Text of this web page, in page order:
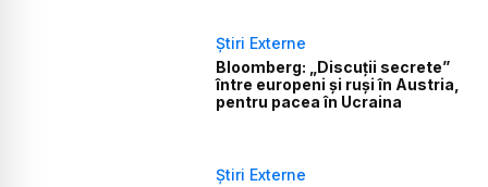
Știri Externe
Bloomberg: „Discuții secrete”
între europeni și ruși în Austria,
pentru pacea în Ucraina
Știri Externe